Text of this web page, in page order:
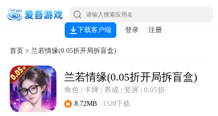
下载客户端 登录 注册
首页 > 兰若情缘(0.05折开局拆盲盒)
兰若情缘(0.05折开局拆盲盒)
角色 | 卡牌 | 养成 | 竖屏 | 0.05折
8.72MB 1528下载